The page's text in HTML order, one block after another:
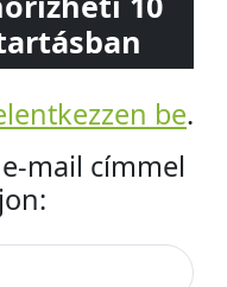
be.
e-mail címmel